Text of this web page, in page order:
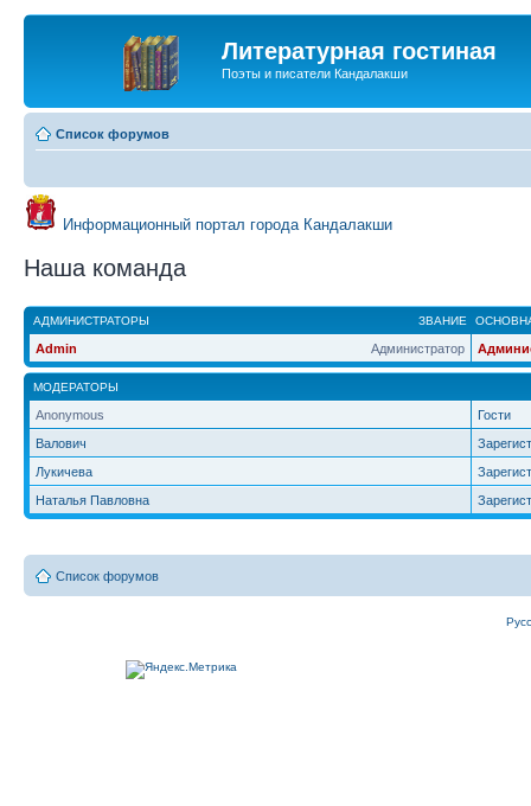
Литературная гостиная
Поэты и писатели Кандалакши
Список форумов
Информационный портал города Кандалакши
Наша команда
ЗВАНИЕ
АДМИНИСТРАТОРЫ
Администратор
Admin
МОДЕРАТОРЫ
Anonymous
Гости
Валович
Лукичева
Наталья Павловна
Список форумов